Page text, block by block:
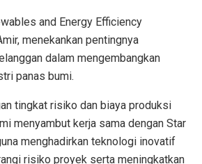
and Energy Efficiency
menekankan pentingnya
dalam mengembangkan
panas bumi.
tingkat risiko dan biaya produksi
menyambut kerja sama dengan Star
menghadirkan teknologi inovatif
risiko proyek serta meningkatkan